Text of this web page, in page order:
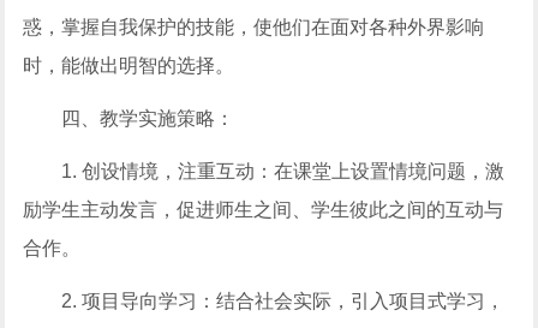
惑，掌握自我保护的技能，使他们在面对各种外界影响
时，能做出明智的选择。
四、教学实施策略：
1. 创设情境，注重互动：在课堂上设置情境问题，激
励学生主动发言，促进师生之间、学生彼此之间的互动与
合作。
2. 项目导向学习：结合社会实际，引入项目式学习，